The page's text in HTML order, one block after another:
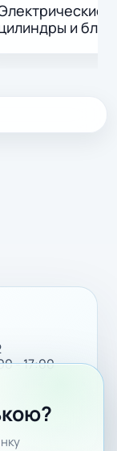
и
- 17:00